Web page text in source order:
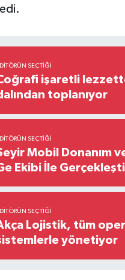
SEÇTIĞI
işaretli
toplanıyor
SEÇTIĞI
Mobil Donanım
Ekibi İle
SEÇTIĞI
Lojistik, tüm
yönetiyor